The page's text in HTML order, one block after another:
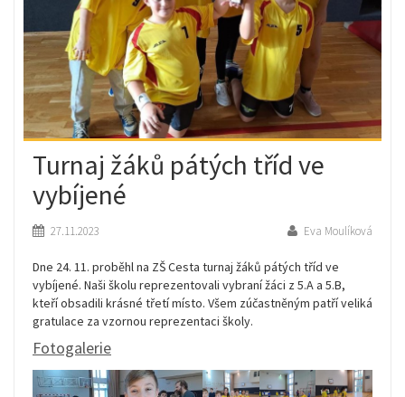
Turnaj žáků pátých tříd ve
vybíjené
Eva Moulíková
27.11.2023
Dne 24. 11. proběhl na ZŠ Cesta turnaj žáků pátých tříd ve
vybíjené. Naši školu reprezentovali vybraní žáci z 5.A a 5.B,
kteří obsadili krásné třetí místo. Všem zúčastněným patří veliká
gratulace za vzornou reprezentaci školy.
Fotogalerie